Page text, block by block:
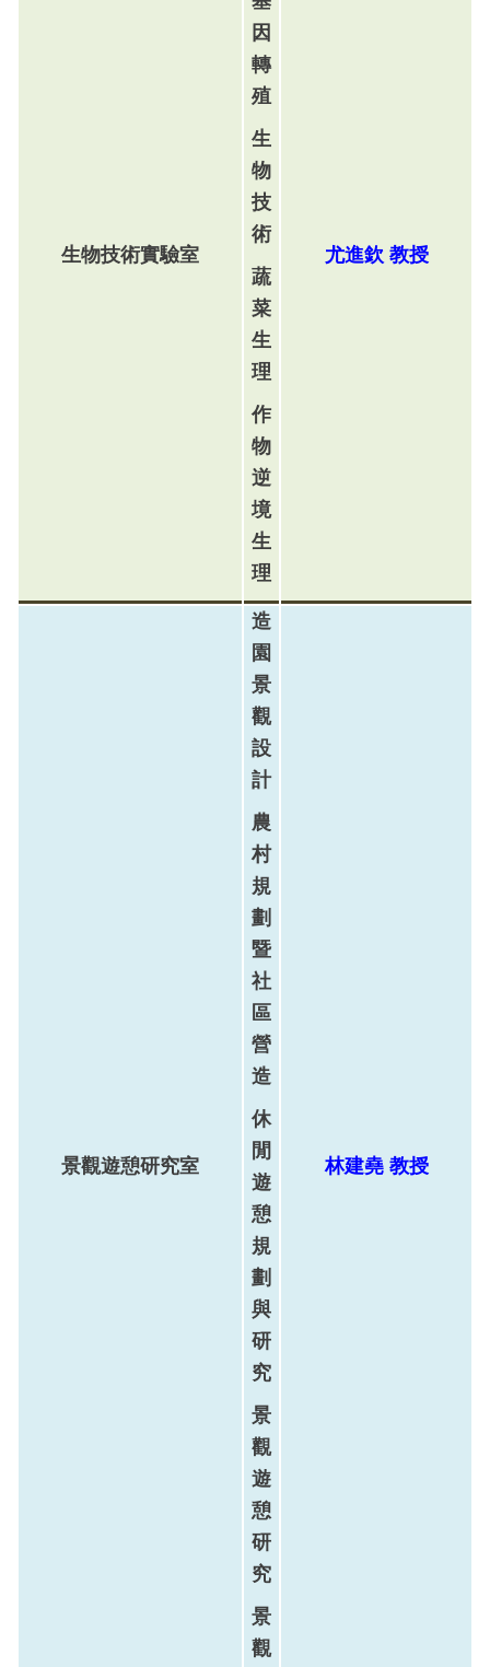
生物技術實驗室
因
轉
殖
生
物
技
術
蔬
菜
生
理
作
物
逆
境
生
理
尤進欽 教授
景觀遊憩研究室
造
園
景
觀
設
計
農
村
規
劃
暨
社
區
營
造
休
閒
遊
憩
規
劃
與
研
究
景
觀
遊
憩
研
究
景
觀
林建堯 教授